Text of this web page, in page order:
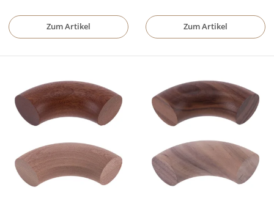
Zum Artikel Zum Artikel